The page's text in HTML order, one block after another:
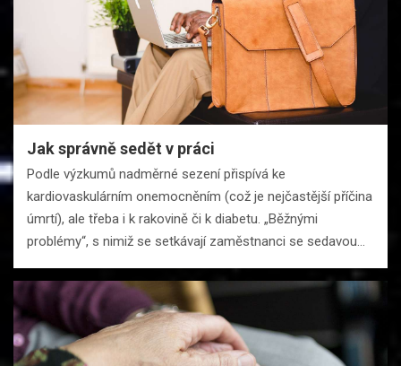
Jak správně sedět v práci
Podle výzkumů nadměrné sezení přispívá ke
kardiovaskulárním onemocněním (což je nejčastější příčina
úmrtí), ale třeba i k rakovině či k diabetu. „Běžnými
problémy“, s nimiž se setkávají zaměstnanci se sedavou…